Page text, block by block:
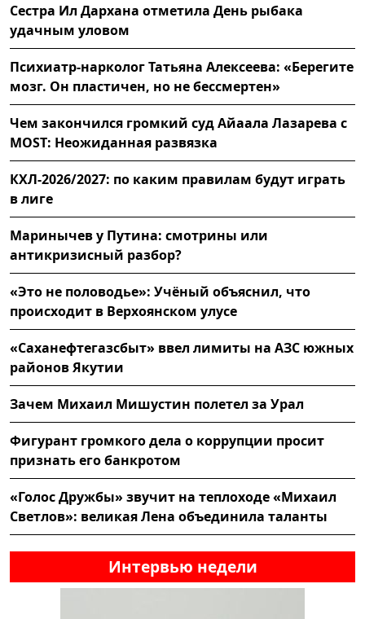
Сестра Ил Дархана отметила День рыбака
удачным уловом
Психиатр-нарколог Татьяна Алексеева: «Берегите
мозг. Он пластичен, но не бессмертен»
Чем закончился громкий суд Айаала Лазарева с
MOST: Неожиданная развязка
КХЛ-2026/2027: по каким правилам будут играть
в лиге
Маринычев у Путина: смотрины или
антикризисный разбор?
«Это не половодье»: Учёный объяснил, что
происходит в Верхоянском улусе
«Саханефтегазсбыт» ввел лимиты на АЗС южных
районов Якутии
Зачем Михаил Мишустин полетел за Урал
Фигурант громкого дела о коррупции просит
признать его банкротом
«Голос Дружбы» звучит на теплоходе «Михаил
Светлов»: великая Лена объединила таланты
Интервью недели